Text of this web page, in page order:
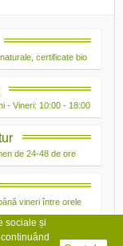
certificate bio
- Vineri: 10:00 - 18:00
de 24-48 de ore
vineri între orele
sociale și